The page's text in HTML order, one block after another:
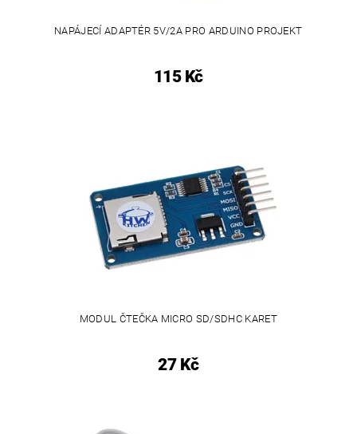
NAPÁJECÍ ADAPTÉR 5V/2A PRO ARDUINO PROJEKT
115 Kč
MODUL ČTEČKA MICRO SD/SDHC KARET
27 Kč